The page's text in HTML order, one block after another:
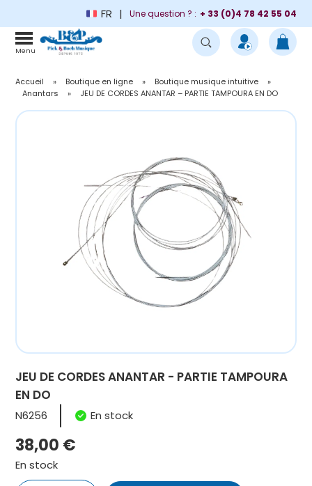
FR Une question ? : + 33 (0)4 78 42 55 04
Menu
Accueil » Boutique en ligne » Boutique musique intuitive
»
Anantars
» JEU DE CORDES ANANTAR – PARTIE TAMPOURA EN DO
JEU DE CORDES ANANTAR - PARTIE TAMPOURA
EN DO
N6256 En stock
38,00 €
En stock